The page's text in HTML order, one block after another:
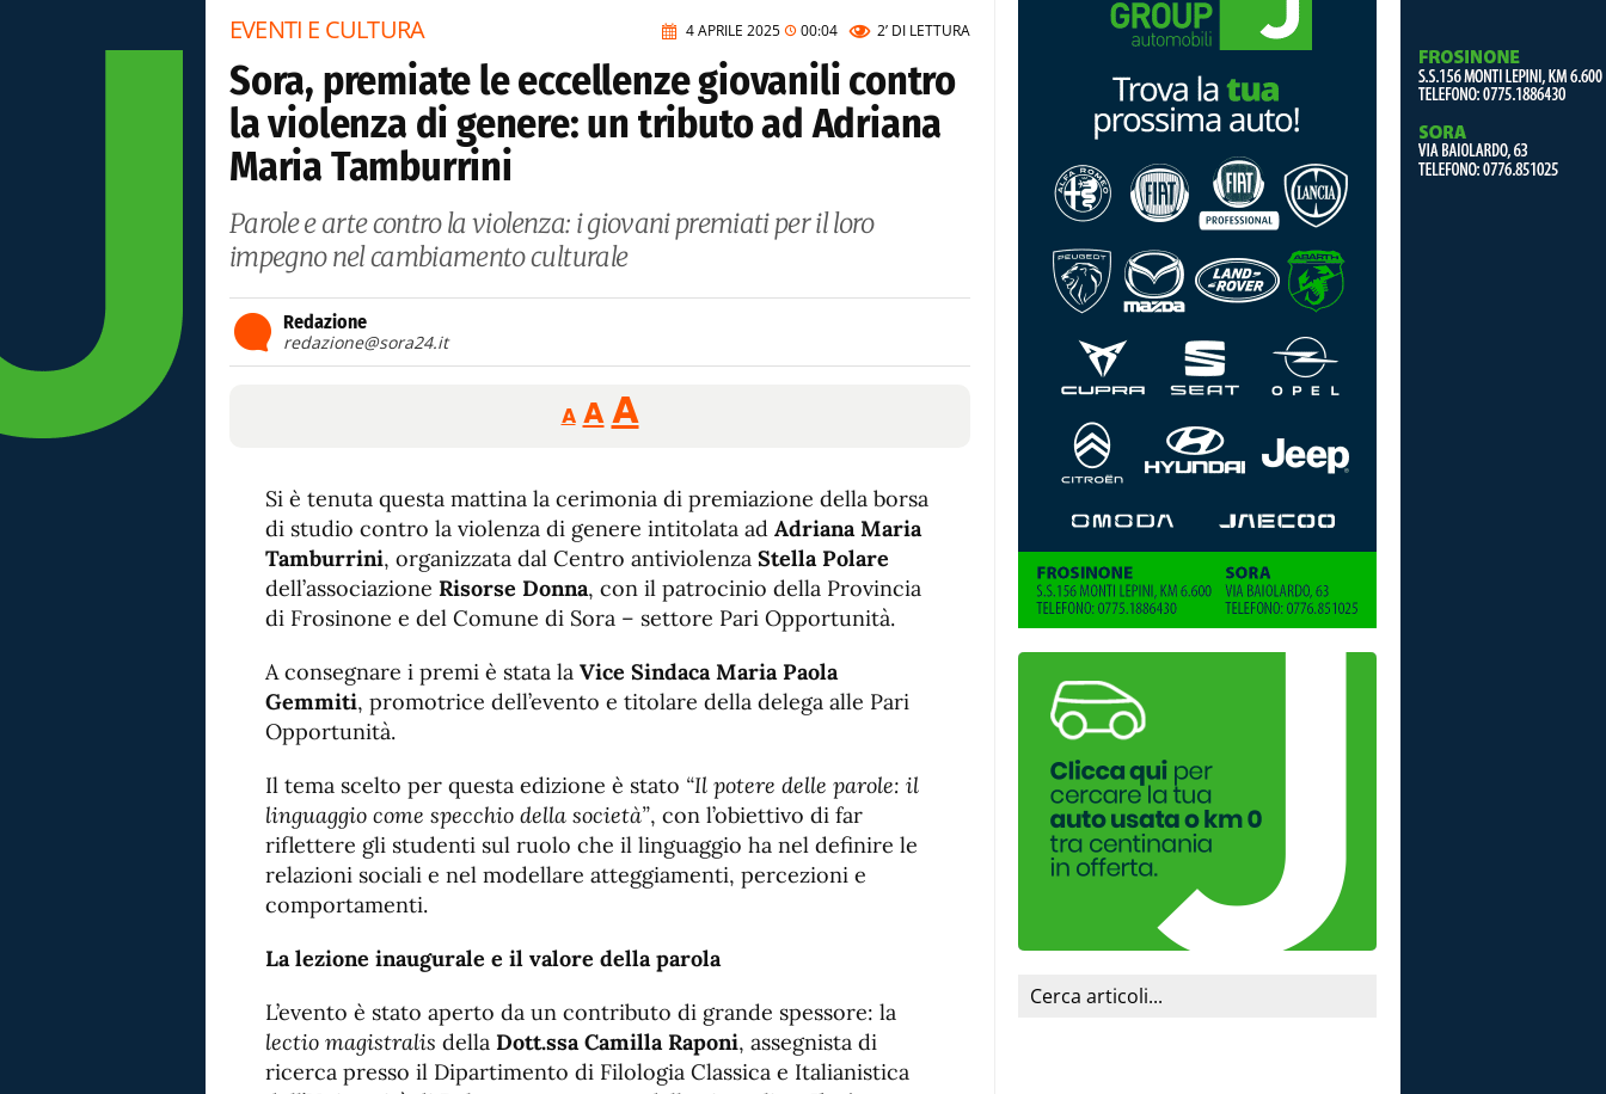
4 APRILE 2025 00:04 2’ DI LETTURA
EVENTI E CULTURA
Sora, premiate le eccellenze giovanili contro
la violenza di genere: un tributo ad Adriana
Maria Tamburrini
Parole e arte contro la violenza: i giovani premiati per il loro
impegno nel cambiamento culturale
Redazione
redazione@sora24.it
A
Reducir
tamaño
A Restablecer
tamaño
fuente
AAumentar
de
fuente.
Si è tenuta questa mattina la cerimonia di premiazione della borsa
di studio contro la violenza di genere intitolata ad Adriana Maria
Tamburrini, organizzata dal Centro antiviolenza Stella Polare
dell’associazione Risorse Donna, con il patrocinio della Provincia
di Frosinone e del Comune di Sora – settore Pari Opportunità.
A consegnare i premi è stata la Vice Sindaca Maria Paola
Gemmiti, promotrice dell’evento e titolare della delega alle Pari
Opportunità.
Il tema scelto per questa edizione è stato “Il potere delle parole: il
linguaggio come specchio della società”, con l’obiettivo di far
riflettere gli studenti sul ruolo che il linguaggio ha nel definire le
relazioni sociali e nel modellare atteggiamenti, percezioni e
comportamenti.
La lezione inaugurale e il valore della parola
L’evento è stato aperto da un contributo di grande spessore: la
lectio magistralis della Dott.ssa Camilla Raponi, assegnista di
ricerca presso il Dipartimento di Filologia Classica e Italianistica